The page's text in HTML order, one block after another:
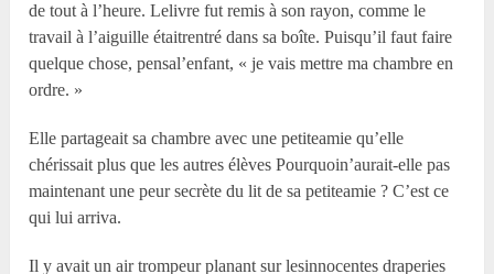
de tout à l’heure. Lelivre fut remis à son rayon, comme le
travail à l’aiguille étaitrentré dans sa boîte. Puisqu’il faut faire
quelque chose, pensal’enfant, « je vais mettre ma chambre en
ordre. »
Elle partageait sa chambre avec une petiteamie qu’elle
chérissait plus que les autres élèves Pourquoin’aurait-elle pas
maintenant une peur secrète du lit de sa petiteamie ? C’est ce
qui lui arriva.
Il y avait un air trompeur planant sur lesinnocentes draperies